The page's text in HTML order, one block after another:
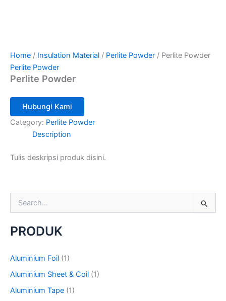
Home / Insulation Material / Perlite Powder / Perlite Powder
Perlite Powder
Perlite Powder
Hubungi Kami
Category: Perlite Powder
Description
Tulis deskripsi produk disini.
e
f
o
:
PRODUK
Aluminium Foil (1)
Aluminium Sheet & Coil (1)
Aluminium Tape (1)